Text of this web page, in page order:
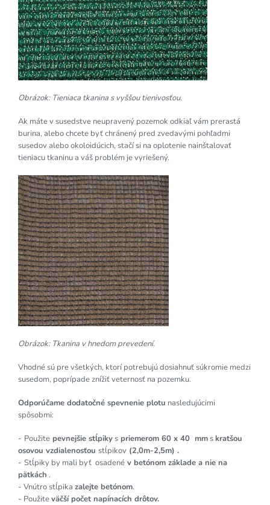
Obrázok: Tieniaca tkanina s vyššou tienivosťou.
Ak máte v susedstve neupravený pozemok odkiaľ vám prerastá
burina, alebo chcete byť chránený pred zvedavými pohľadmi
susedov alebo okoloidúcich, stačí si na oplotenie nainštalovať
tieniacu tkaninu a váš problém je vyriešený.
Obrázok: Tkanina v hnedom prevedení.
Vhodné sú pre všetkých, ktorí potrebujú dosiahnuť súkromie medzi
susedom, poprípade znížiť veternosť na pozemku.
Odporúčame dodatočné spevnenie plotu nasledujúcimi
spôsobmi:
- Použite pevnejšie stĺpikys priemerom 60 x 40 mmskratšou
osovou vzdialenosťou stĺpikov (2,0m-2,5m) .
- Stĺpiky by mali byť osadené v betónom základe a nie na
pätkách .
- Vnútro stĺpika zalejte betónom.
- Použiteväčší počet napínacích drôtov.